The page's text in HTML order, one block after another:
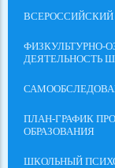
ФИЗКУЛЬТУРНО-
ДЕЯТЕЛЬНОСТЬ
ПЛАН-ГРАФИК
ОБРАЗОВАНИЯ
ШКОЛЬНЫЙ